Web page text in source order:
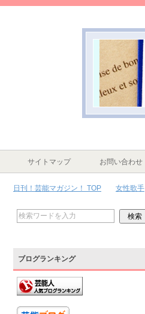
サイトマップ お問い合わせ
日刊！芸能マガジン！ TOP 女性歌手
ブログランキング